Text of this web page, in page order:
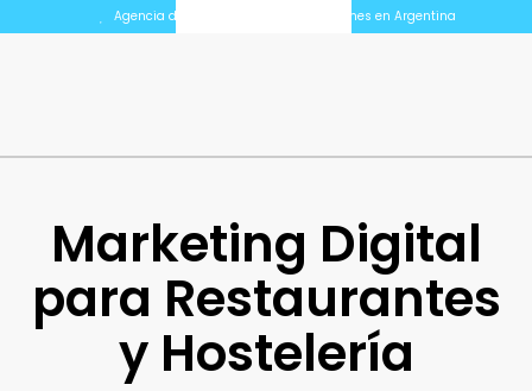
Agencia de Marketing Digital para Pymes en Argentina
Marketing Digital
para Restaurantes
y Hostelería